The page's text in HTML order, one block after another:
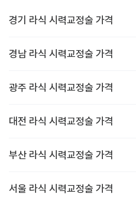
경기 라식 시력교정술 가격
경남 라식 시력교정술 가격
광주 라식 시력교정술 가격
대전 라식 시력교정술 가격
부산 라식 시력교정술 가격
서울 라식 시력교정술 가격